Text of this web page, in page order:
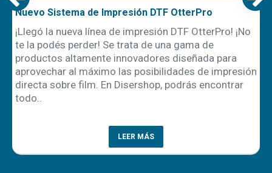
Nuevo Sistema de Impresión DTF OtterPro
¡Llegó la nueva línea de impresión DTF OtterPro! ¡No
te la podés perder! Se trata de una gama de
productos altamente innovadores diseñada para
aprovechar al máximo las posibilidades de impresión
directa sobre film. En Disershop, podrás encontrar
todo..
LEER MÁS